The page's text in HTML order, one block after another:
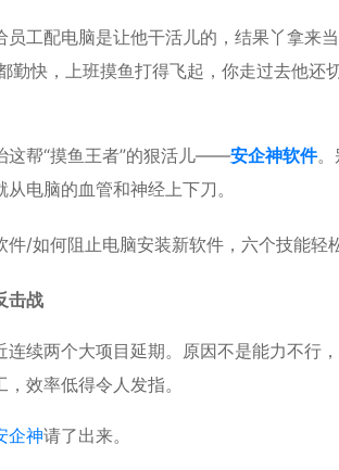
工配电脑是让他干活儿的，结果丫拿来当
勤快，上班摸鱼打得飞起，你走过去他还
这帮“摸鱼王者”的狠活儿——安企神软件。
电脑的血管和神经上下刀。
击战
连续两个大项目延期。原因不是能力不行
效率低得令人发指。
企神请了出来。